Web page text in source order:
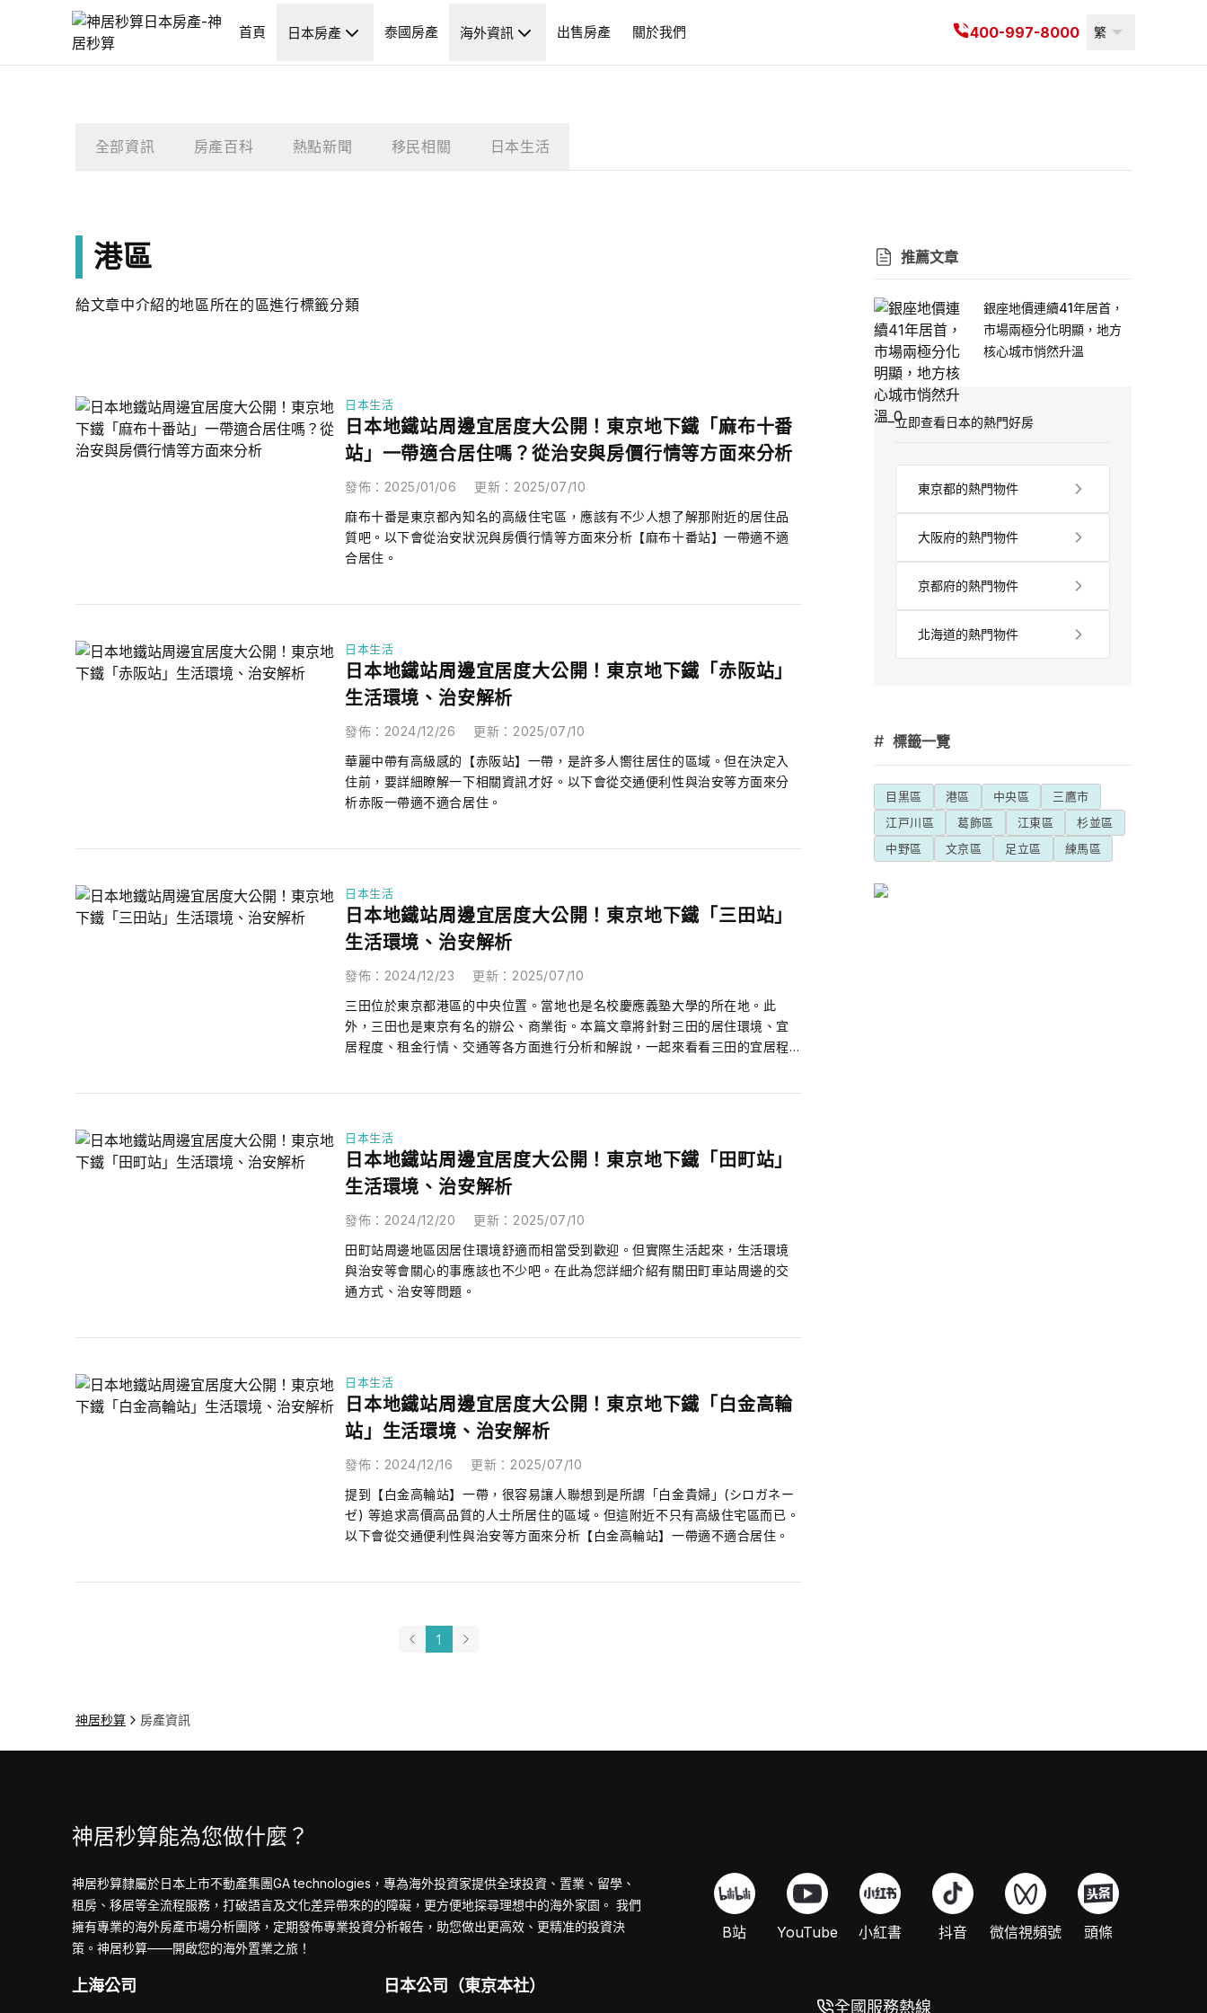
首頁 日本房產 泰國房產 海外資訊 出售房產 關於我們 400-997-8000 繁
全部資訊 房產百科 熱點新聞 移民相關 日本生活
港區
給文章中介紹的地區所在的區進行標籤分類
日本生活
日本地鐵站周邊宜居度大公開！東京地下鐵「麻布十番
站」一帶適合居住嗎？從治安與房價行情等方面來分析
發佈 ： 2025/01/06 更新 ： 2025/07/10
麻布十番是東京都內知名的高級住宅區，應該有不少人想了解那附近的居住品
質吧。以下會從治安狀況與房價行情等方面來分析【麻布十番站】一帶適不適
合居住。
日本生活
日本地鐵站周邊宜居度大公開！東京地下鐵「赤阪站」
生活環境、治安解析
發佈 ： 2024/12/26 更新 ： 2025/07/10
華麗中帶有高級感的【赤阪站】一帶，是許多人嚮往居住的區域。但在決定入
住前，要詳細瞭解一下相關資訊才好。以下會從交通便利性與治安等方面來分
析赤阪一帶適不適合居住。
日本生活
日本地鐵站周邊宜居度大公開！東京地下鐵「三田站」
生活環境、治安解析
發佈 ： 2024/12/23 更新 ： 2025/07/10
三田位於東京都港區的中央位置。當地也是名校慶應義塾大學的所在地。此
外，三田也是東京有名的辦公、商業街。本篇文章將針對三田的居住環境、宜
居程度、租金行情、交通等各方面進行分析和解說，一起來看看三田的宜居程
日本生活
日本地鐵站周邊宜居度大公開！東京地下鐵「田町站」
生活環境、治安解析
發佈 ： 2024/12/20 更新 ： 2025/07/10
田町站周邊地區因居住環境舒適而相當受到歡迎。但實際生活起來，生活環境
與治安等會關心的事應該也不少吧。在此為您詳細介紹有關田町車站周邊的交
通方式、治安等問題。
日本生活
日本地鐵站周邊宜居度大公開！東京地下鐵「白金高輪
站」生活環境、治安解析
發佈 ： 2024/12/16 更新 ： 2025/07/10
提到【白金高輪站】一帶，很容易讓人聯想到是所謂「白金貴婦」(シロガネー
ゼ) 等追求高價高品質的人士所居住的區域。但這附近不只有高級住宅區而已。
以下會從交通便利性與治安等方面來分析【白金高輪站】一帶適不適合居住。
1
推薦文章
銀座地價連續41年居首，
市場兩極分化明顯，地方
核心城市悄然升溫
立即查看日本的熱門好房
東京都的熱門物件
大阪府的熱門物件
京都府的熱門物件
北海道的熱門物件
# 標籤一覽
目黒區 港區 中央區
三鷹市
江戸川區
葛飾區 江東區
杉並區
中野區
文京區 足立區 練馬區
神居秒算 房產資訊
神居秒算能為您做什麼？
神居秒算隸屬於日本上市不動產集團GA technologies，專為海外投資家提供全球投資、置業、留學、
租房、移居等全流程服務，打破語言及文化差异帶來的的障礙，更方便地探尋理想中的海外家園。 我們
擁有專業的海外房產市場分析團隊，定期發佈專業投資分析報告，助您做出更高效、更精准的投資決
策。 神居秒算——開啟您的海外置業之旅！
B站 YouTube 小紅書 抖音 微信視頻號 頭條
上海公司
日本公司（東京本社）
全國服務熱線